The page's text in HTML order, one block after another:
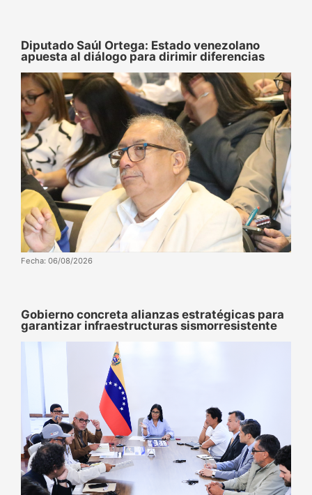
Diputado Saúl Ortega: Estado venezolano
apuesta al diálogo para dirimir diferencias
Fecha: 06/08/2026
Gobierno concreta alianzas estratégicas para
garantizar infraestructuras sismorresistente